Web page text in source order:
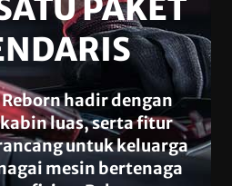
PAKET
hadir dengan
luas, serta fitur
untuk keluarga
mesin bertenaga